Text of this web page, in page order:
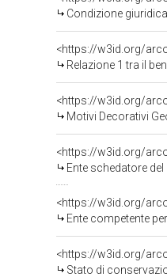
Condizione
<https://w3id.org/
Relazione 1 tra il
<https://w3id.org/
Motivi Decorativi
<https://w3id.org/
Ente schedatore
<https://w3id.org/
Ente competente per
<https://w3id.org/
Stato di